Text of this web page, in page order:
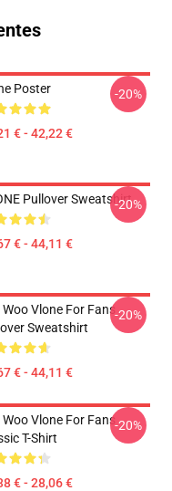
Poster
€ - 42,22 €
-20%
Pullover Sweatshirt
€ - 44,11 €
-20%
Woo Vlone For Fans
Sweatshirt
€ - 44,11 €
-20%
Woo Vlone For Fans
T-Shirt
€ - 28,06 €
-20%